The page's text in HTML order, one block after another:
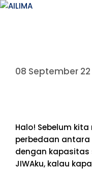
08 September 22
Halo! Sebelum
perbedaan
dengan kapasitas
JIWAku, kalau